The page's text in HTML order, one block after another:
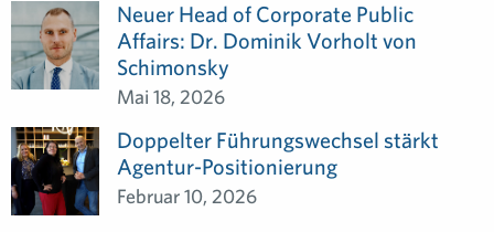
Neuer Head of Corporate Public
Affairs: Dr. Dominik Vorholt von
Schimonsky
Mai 18, 2026
Doppelter Führungswechsel stärkt
Agentur-Positionierung
Februar 10, 2026